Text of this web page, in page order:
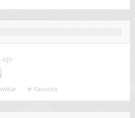
ago
Favorito